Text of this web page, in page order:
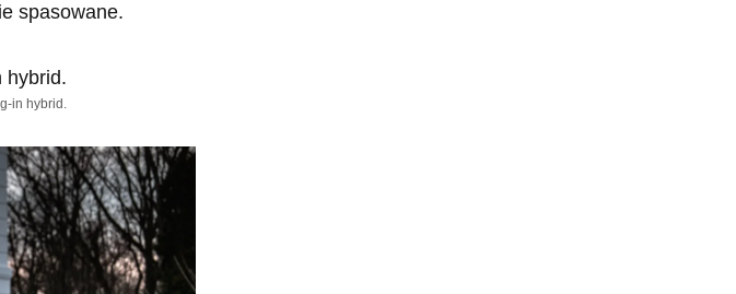
spasowane.
in hybrid.